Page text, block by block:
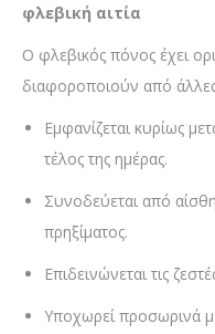
φλεβική αιτία
Ο φλεβικός πόνος έχει
διαφοροποιούν από άλλες
Εμφανίζεται κυρίως
τέλος της ημέρας.
Συνοδεύεται από
πρηξίματος.
Επιδεινώνεται τις
Υποχωρεί προσωρινά